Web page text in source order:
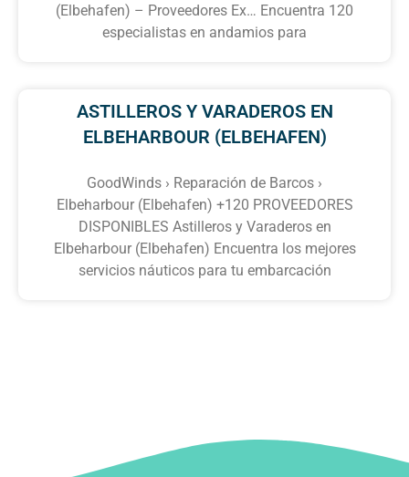
(Elbehafen) – Proveedores Ex… Encuentra 120
especialistas en andamios para
ASTILLEROS Y VARADEROS EN
ELBEHARBOUR (ELBEHAFEN)
GoodWinds › Reparación de Barcos ›
Elbeharbour (Elbehafen) +120 PROVEEDORES
DISPONIBLES Astilleros y Varaderos en
Elbeharbour (Elbehafen) Encuentra los mejores
servicios náuticos para tu embarcación